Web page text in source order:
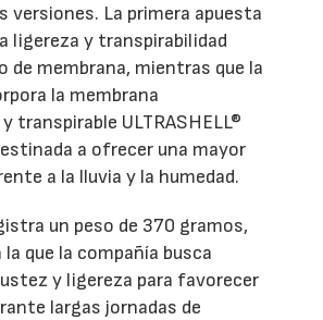
versiones. La primera apuesta
ligereza y transpirabilidad
de membrana, mientras que la
la membrana
transpirable ULTRASHELL®
a ofrecer una mayor
a la lluvia y la humedad.
un peso de 370 gramos,
que la compañía busca
y ligereza para favorecer
largas jornadas de